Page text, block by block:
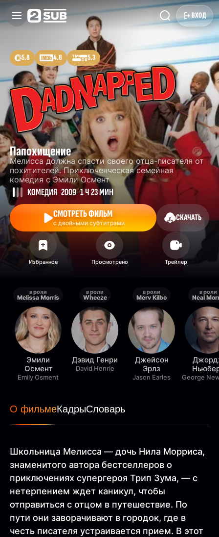
ВХОД
5.8 4.8 5.3
Папохищение
Мелисса должна спасти своего отца-писателя от
похитителей. Приключенческая семейная
комедия с Эмили Осмент
КОМЕДИЯ 2009 1 Ч 23 МИН
СМОТРЕТЬ ФИЛЬМ
с двойными субтитрами
СКАЧАТЬ
в роли
Melissa Morris
Эмили
Осмент
Emily Osment
в роли
Wheeze
Дэвид Генри
David Henrie
в роли
Merv Kilbo
Джейсон
Эрлз
Jason Earles
в роли
Neal
George
О фильмеКадрыСловарь
Школьница Мелисса — дочь Нила Морриса,
знаменитого автора бестселлеров о
приключениях супергероя Трип Зума, — с
нетерпением ждет каникул, чтобы
отправиться с отцом в путешествие. По
пути они заворачивают в городок, где в
честь писателя устраивается прием. В этот